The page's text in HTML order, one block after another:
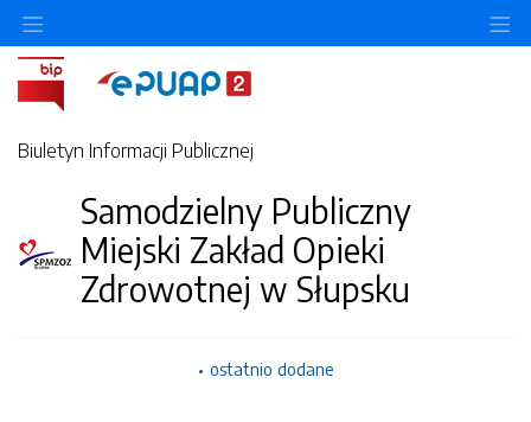
Biuletyn Informacji Publicznej
Samodzielny Publiczny
Miejski Zakład Opieki
Zdrowotnej w Słupsku
ostatnio dodane